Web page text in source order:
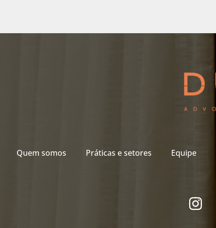
Quem somos Práticas e setores Equipe